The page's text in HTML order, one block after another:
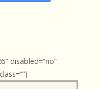
disabled=”no”